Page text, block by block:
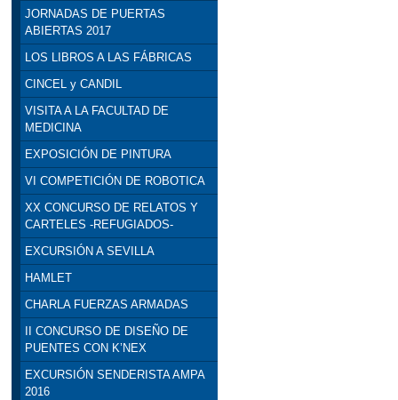
JORNADAS DE PUERTAS
ABIERTAS 2017
LOS LIBROS A LAS FÁBRICAS
CINCEL y CANDIL
VISITA A LA FACULTAD DE
MEDICINA
EXPOSICIÓN DE PINTURA
VI COMPETICIÓN DE ROBOTICA
XX CONCURSO DE RELATOS Y
CARTELES -REFUGIADOS-
EXCURSIÓN A SEVILLA
HAMLET
CHARLA FUERZAS ARMADAS
II CONCURSO DE DISEÑO DE
PUENTES CON K’NEX
EXCURSIÓN SENDERISTA AMPA
2016